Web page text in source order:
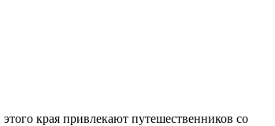
края привлекают путешественников со